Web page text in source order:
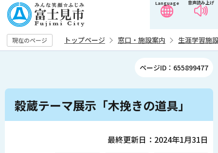
の
ペ
ー
す
音声読み上げ
Language
現在のページ トップページ 窓口・施設案内 生涯学習施
ページID：655899477
本
穀蔵テーマ展示「木挽きの道具」
最終更新日：2024年1月31日